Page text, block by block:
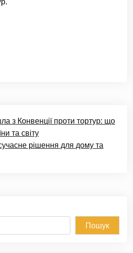
з Конвенції проти тортур: що
та світу
рішення для дому та
Пошук